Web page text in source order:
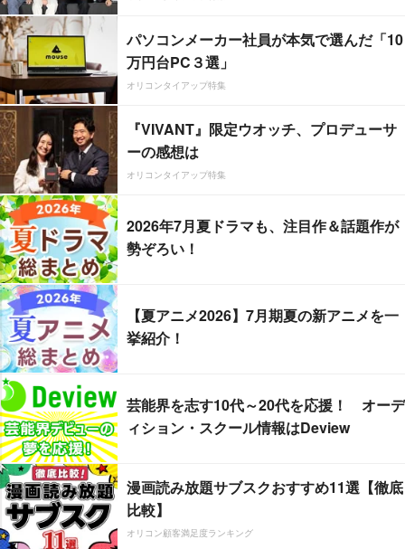
パソコンメーカー社員が本気で選んだ「10
万円台PC３選」
オリコンタイアップ特集
『VIVANT』限定ウオッチ、プロデューサ
ーの感想は
オリコンタイアップ特集
2026年7月夏ドラマも、注目作＆話題作が
勢ぞろい！
【夏アニメ2026】7月期夏の新アニメを一
挙紹介！
芸能界を志す10代～20代を応援！ オーデ
ィション・スクール情報はDeview
漫画読み放題サブスクおすすめ11選【徹底
比較】
オリコン顧客満足度ランキング